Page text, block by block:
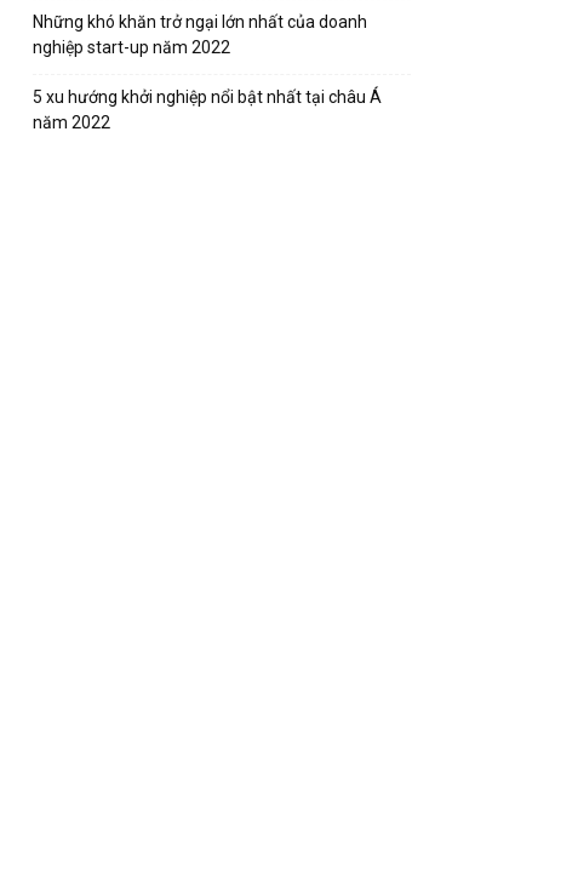
Những khó khăn trở ngại lớn nhất của doanh
nghiệp start-up năm 2022
5 xu hướng khởi nghiệp nổi bật nhất tại châu Á
năm 2022